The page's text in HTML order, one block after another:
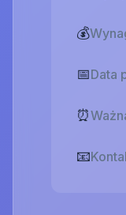
💰
📅Data
⏰
📧